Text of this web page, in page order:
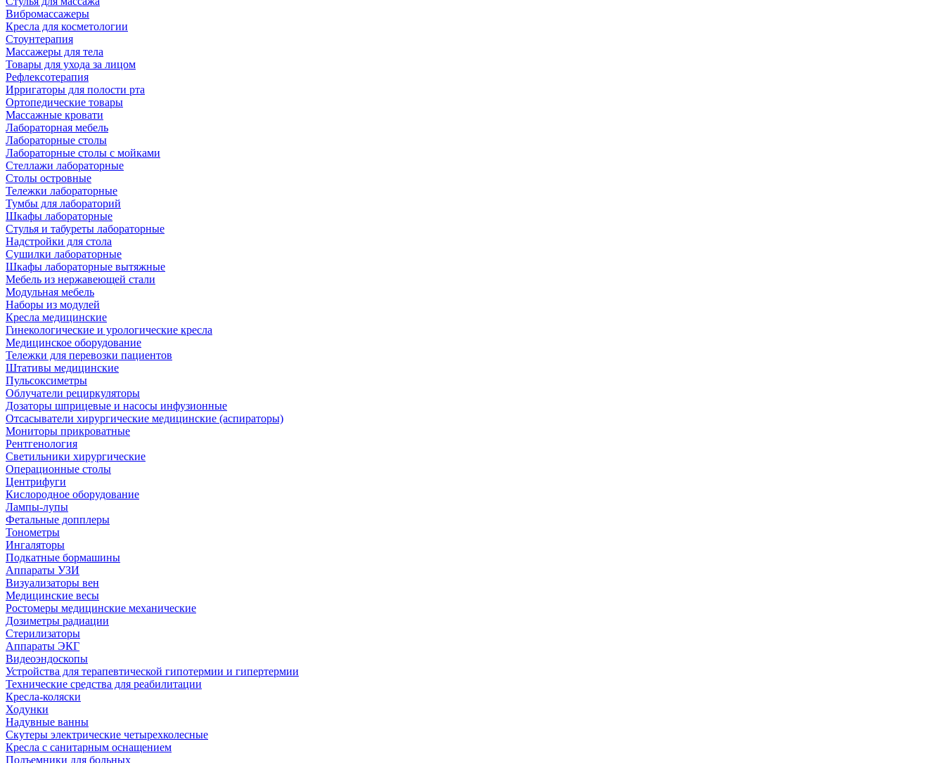
Вибромассажеры
Кресла для косметологии
Стоунтерапия
Массажеры для тела
Товары для ухода за лицом
Рефлексотерапия
Ирригаторы для полости рта
Ортопедические товары
Массажные кровати
Лабораторная мебель
Лабораторные столы
Лабораторные столы с мойками
Стеллажи лабораторные
Столы островные
Тележки лабораторные
Тумбы для лабораторий
Шкафы лабораторные
Стулья и табуреты лабораторные
Надстройки для стола
Сушилки лабораторные
Шкафы лабораторные вытяжные
Мебель из нержавеющей стали
Модульная мебель
Наборы из модулей
Кресла медицинские
Гинекологические и урологические кресла
Медицинское оборудование
Тележки для перевозки пациентов
Штативы медицинские
Пульсоксиметры
Облучатели рециркуляторы
Дозаторы шприцевые и насосы инфузионные
Отсасыватели хирургические медицинские (аспираторы)
Мониторы прикроватные
Рентгенология
Светильники хирургические
Операционные столы
Центрифуги
Кислородное оборудование
Лампы-лупы
Фетальные допплеры
Тонометры
Ингаляторы
Подкатные бормашины
Аппараты УЗИ
Визуализаторы вен
Медицинские весы
Ростомеры медицинские механические
Дозиметры радиации
Стерилизаторы
Аппараты ЭКГ
Видеоэндоскопы
Устройства для терапевтической гипотермии и гипертермии
Технические средства для реабилитации
Кресла-коляски
Ходунки
Надувные ванны
Скутеры электрические четырехколесные
Кресла с санитарным оснащением
Подъемники для больных